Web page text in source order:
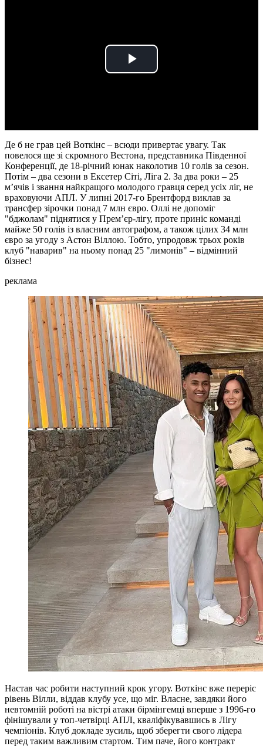
Play
Де б не грав цей Воткінс – всюди привертає увагу. Так
повелося ще зі скромного Вестона, представника Південної
Конференції, де 18-річний юнак наколотив 10 голів за сезон.
Потім – два сезони в Ексетер Сіті, Ліга 2. За два роки – 25
м’ячів і звання найкращого молодого гравця серед усіх ліг, не
враховуючи АПЛ. У липні 2017-го Брентфорд виклав за
трансфер зірочки понад 7 млн євро. Оллі не допоміг
"бджолам" піднятися у Прем’єр-лігу, проте приніс команді
майже 50 голів із власним автографом, а також цілих 34 млн
євро за угоду з Астон Віллою. Тобто, упродовж трьох років
клуб "наварив" на ньому понад 25 "лимонів" – відмінний
бізнес!
реклама
Настав час робити наступний крок угору. Воткінс вже переріс
рівень Вілли, віддав клубу усе, що міг. Власне, завдяки його
невтомній роботі на вістрі атаки бірмінгемці вперше з 1996-го
фінішували у топ-четвірці АПЛ, кваліфікувавшись в Лігу
чемпіонів. Клуб докладе зусиль, щоб зберегти свого лідера
перед таким важливим стартом. Тим паче, його контракт